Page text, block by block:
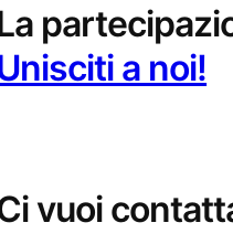
a noi!
vuoi